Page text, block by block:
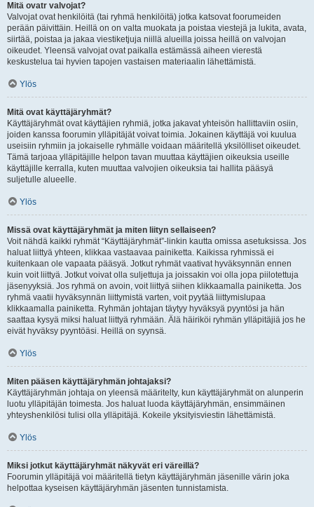
Mitä ovatr valvojat?
Valvojat ovat henkilöitä (tai ryhmä henkilöitä) jotka katsovat foorumeiden
perään päivittäin. Heillä on on valta muokata ja poistaa viestejä ja lukita, avata,
siirtää, poistaa ja jakaa viestiketjuja niillä alueilla joissa heillä on valvojan
oikeudet. Yleensä valvojat ovat paikalla estämässä aiheen vierestä
keskustelua tai hyvien tapojen vastaisen materiaalin lähettämistä.
Ylös
Mitä ovat käyttäjäryhmät?
Käyttäjäryhmät ovat käyttäjien ryhmiä, jotka jakavat yhteisön hallittaviin osiin,
joiden kanssa foorumin ylläpitäjät voivat toimia. Jokainen käyttäjä voi kuulua
useisiin ryhmiin ja jokaiselle ryhmälle voidaan määritellä yksilölliset oikeudet.
Tämä tarjoaa ylläpitäjille helpon tavan muuttaa käyttäjien oikeuksia useille
käyttäjille kerralla, kuten muuttaa valvojien oikeuksia tai hallita pääsyä
suljetulle alueelle.
Ylös
Missä ovat käyttäjäryhmät ja miten liityn sellaiseen?
Voit nähdä kaikki ryhmät “Käyttäjäryhmät”-linkin kautta omissa asetuksissa. Jos
haluat liittyä yhteen, klikkaa vastaavaa painiketta. Kaikissa ryhmissä ei
kuitenkaan ole vapaata pääsyä. Jotkut ryhmät vaativat hyväksynnän ennen
kuin voit liittyä. Jotkut voivat olla suljettuja ja joissakin voi olla jopa piilotettuja
jäsenyyksiä. Jos ryhmä on avoin, voit liittyä siihen klikkaamalla painiketta. Jos
ryhmä vaatii hyväksynnän liittymistä varten, voit pyytää liittymislupaa
klikkaamalla painiketta. Ryhmän johtajan täytyy hyväksyä pyyntösi ja hän
saattaa kysyä miksi haluat liittyä ryhmään. Älä häiriköi ryhmän ylläpitäjiä jos he
eivät hyväksy pyyntöäsi. Heillä on syynsä.
Ylös
Miten pääsen käyttäjäryhmän johtajaksi?
Käyttäjäryhmän johtaja on yleensä määritelty, kun käyttäjäryhmät on alunperin
luotu ylläpitäjän toimesta. Jos haluat luoda käyttäjäryhmän, ensimmäinen
yhteyshenkilösi tulisi olla ylläpitäjä. Kokeile yksityisviestin lähettämistä.
Ylös
Miksi jotkut käyttäjäryhmät näkyvät eri väreillä?
Foorumin ylläpitäjä voi määritellä tietyn käyttäjäryhmän jäsenille värin joka
helpottaa kyseisen käyttäjäryhmän jäsenten tunnistamista.